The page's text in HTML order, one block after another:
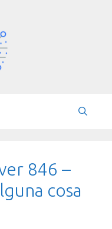
846 –
cosa